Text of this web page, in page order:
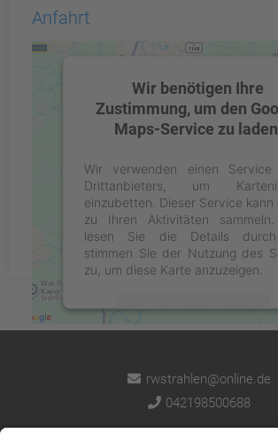
Anfahrt
Wir benötigen Ihre
Zustimmung, um den
Maps-Service zu
Wir verwenden einen Service
Drittanbieters, um
einzubetten. Dieser Service kann
zu Ihren Aktivitäten
lesen Sie die Details
stimmen Sie der Nutzung des
zu, um diese Karte anzuzeigen.
Mehr Informationen
Usercentrics
Management Platform&
rwstrahlen@online.de
042198500688